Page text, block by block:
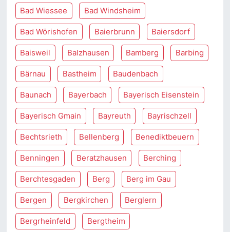
Bad Wiessee Bad Windsheim
Bad Wörishofen Baierbrunn Baiersdorf
Baisweil Balzhausen Bamberg Barbing
Bärnau Bastheim Baudenbach
Baunach Bayerbach Bayerisch Eisenstein
Bayerisch Gmain Bayreuth Bayrischzell
Bechtsrieth Bellenberg Benediktbeuern
Benningen Beratzhausen Berching
Berchtesgaden Berg Berg im Gau
Bergen Bergkirchen Berglern
Bergrheinfeld Bergtheim